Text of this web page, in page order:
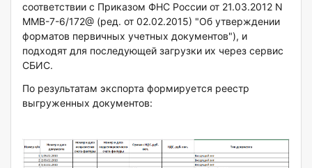
соответствии с Приказом ФНС России от 21.03.2012 N
ММВ-7-6/172@ (ред. от 02.02.2015) "Об утверждении
форматов первичных учетных документов"), и
подходят для последующей загрузки их через сервис
СБИС.
По результатам экспорта формируется реестр
выгруженных документов: